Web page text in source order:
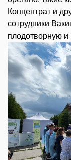
Концентрат и
сотрудники
плодотворную и